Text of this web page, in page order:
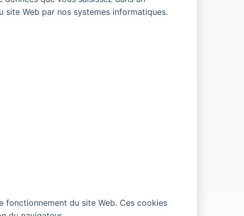
Web par nos systemes informatiques.
fonctionnement du site Web. Ces cookies